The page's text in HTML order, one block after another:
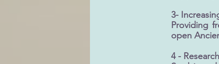
3-
Providing
open
4 - Research